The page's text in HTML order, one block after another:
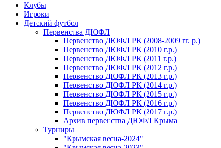
Клубы
Игроки
Детский футбол
Первенства ДЮФЛ
Первенство ДЮФЛ РК (2008-2009 гг. р.)
Первенство ДЮФЛ РК (2010 г.р.)
Первенство ДЮФЛ РК (2011 г.р.)
Первенство ДЮФЛ РК (2012 г.р.)
Первенство ДЮФЛ РК (2013 г.р.)
Первенство ДЮФЛ РК (2014 г.р.)
Первенство ДЮФЛ РК (2015 г.р.)
Первенство ДЮФЛ РК (2016 г.р.)
Первенство ДЮФЛ РК (2017 г.р.)
Архив первенства ДЮФЛ Крыма
Турниры
"Крымская весна-2024"